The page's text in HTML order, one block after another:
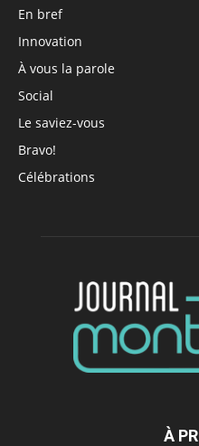
En bref
Innovation
À vous la parole
Social
Le saviez-vous
Bravo!
Célébrations
À